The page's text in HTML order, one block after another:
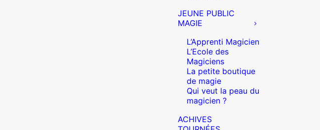
JEUNE PUBLIC
MAGIE
L’Apprenti Magicien
L’Ecole des
Magiciens
La petite boutique
de magie
Qui veut la peau du
magicien ?
ACHIVES